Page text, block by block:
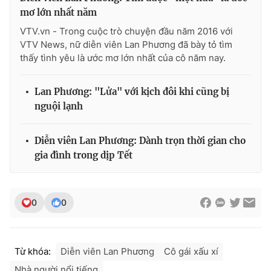
THỜI BÁO VTV
Cơ quan chủ quản:Đài Truyền hình Việt Nam
cấp ngày 29/12/2023
024.38 355 931 - 024.38 355 932
mơ lớn nhất năm
VTV.vn - Trong cuộc trò chuyện đầu năm 2016 với
VTV News, nữ diễn viên Lan Phương đã bày tỏ tìm
thấy tình yêu là ước mơ lớn nhất của cô năm nay.
Lan Phương: "Lửa" với kịch đôi khi cũng bị
nguội lạnh
Diễn viên Lan Phương: Dành trọn thời gian cho
gia đình trong dịp Tết
0 0
Từ khóa: Diễn viên Lan Phương
Cô gái xấu xí